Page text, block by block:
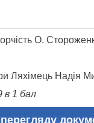
О.
Ляхімець Надія
в 1 бал